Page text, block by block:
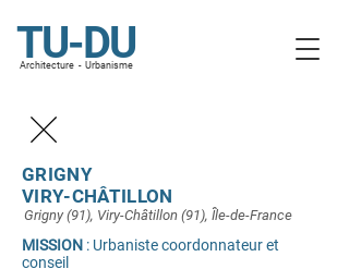
TU-DU
Architecture - Urbanisme
GRIGNY
VIRY-CHÂTILLON
Grigny (91), Viry-Châtillon (91), Île-de-France
MISSION : Urbaniste coordonnateur et
conseil